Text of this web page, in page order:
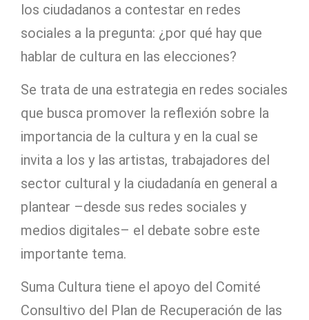
los ciudadanos a contestar en redes
sociales a la pregunta: ¿por qué hay que
hablar de cultura en las elecciones?
Se trata de una estrategia en redes sociales
que busca promover la reflexión sobre la
importancia de la cultura y en la cual se
invita a los y las artistas, trabajadores del
sector cultural y la ciudadanía en general a
plantear –desde sus redes sociales y
medios digitales– el debate sobre este
importante tema.
Suma Cultura tiene el apoyo del Comité
Consultivo del Plan de Recuperación de las